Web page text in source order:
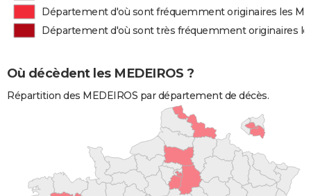
Département d'où sont fréquemment originaires les
Département d'où sont très fréquemment originaires
Où décèdent les MEDEIROS ?
Répartition des MEDEIROS par département de décès.